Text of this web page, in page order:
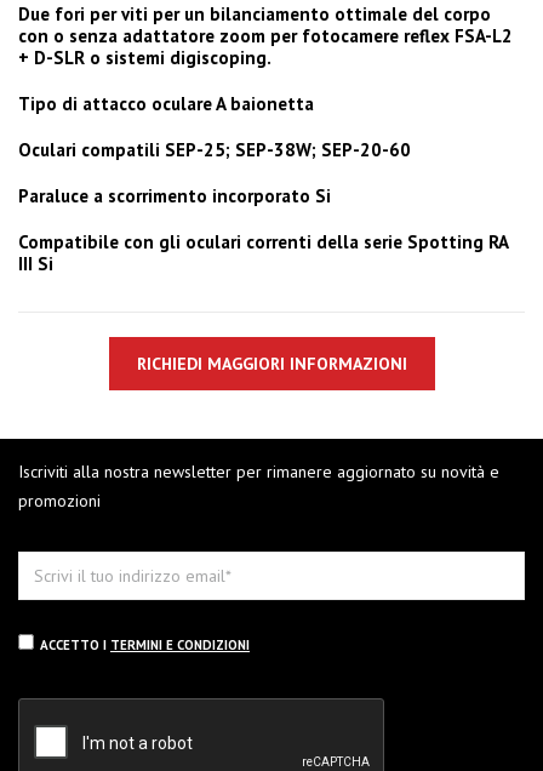
Due fori per viti per un bilanciamento ottimale del corpo
con o senza adattatore zoom per fotocamere reflex FSA-L2
+ D-SLR o sistemi digiscoping.
Tipo di attacco oculare A baionetta
Oculari compatili SEP-25; SEP-38W; SEP-20-60
Paraluce a scorrimento incorporato Si
Compatibile con gli oculari correnti della serie Spotting RA
III Si
RICHIEDI MAGGIORI INFORMAZIONI
Iscriviti alla nostra newsletter per rimanere aggiornato su novità e
promozioni
ACCETTO I TERMINI E CONDIZIONI